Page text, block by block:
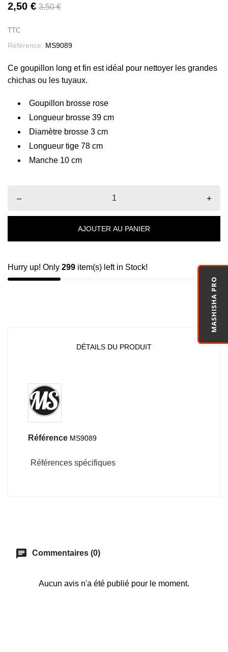
MASHISHA PRO
2,50 € 3,50 €
TTC
Référence: MS9089
Ce goupillon long et fin est idéal pour nettoyer les grandes
chichas ou les tuyaux.
Goupillon brosse rose
Longueur brosse 39 cm
Diamètre brosse 3 cm
Longueur tige 78 cm
Manche 10 cm
– +
AJOUTER AU PANIER
Hurry up! Only 299 item(s) left in Stock!
DÉTAILS DU PRODUIT
Référence MS9089
Références spécifiques
chat Commentaires (0)
Aucun avis n'a été publié pour le moment.